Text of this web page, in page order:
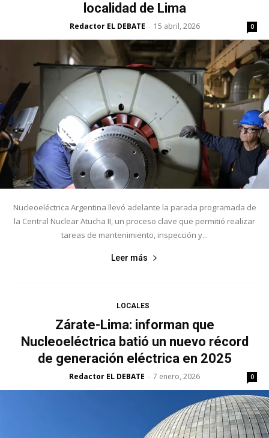
localidad de Lima
Redactor EL DEBATE - 15 abril, 2026 0
Nucleoeléctrica Argentina llevó adelante la parada programada de
la Central Nuclear Atucha II, un proceso clave que permitió realizar
tareas de mantenimiento, inspección y...
Leer más
LOCALES
Zárate-Lima: informan que
Nucleoeléctrica batió un nuevo récord
de generación eléctrica en 2025
Redactor EL DEBATE - 7 enero, 2026 0